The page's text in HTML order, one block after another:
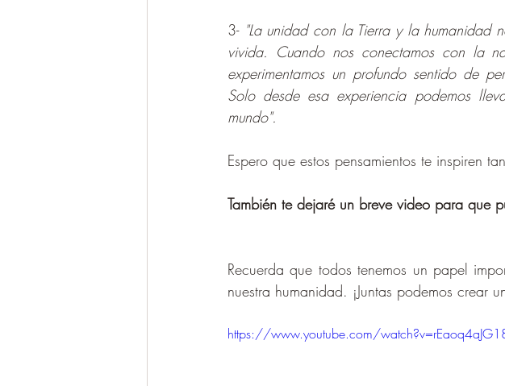
3- "La unidad con la Tierra y la humanidad
vivida. Cuando nos conectamos con la
experimentamos un profundo sentido de
Solo desde esa experiencia podemos
mundo".
Espero que estos pensamientos te inspiren
También te dejaré un breve video para que
Recuerda que todos tenemos un papel
nuestra humanidad. ¡Juntas podemos crear
https://www.youtube.com/